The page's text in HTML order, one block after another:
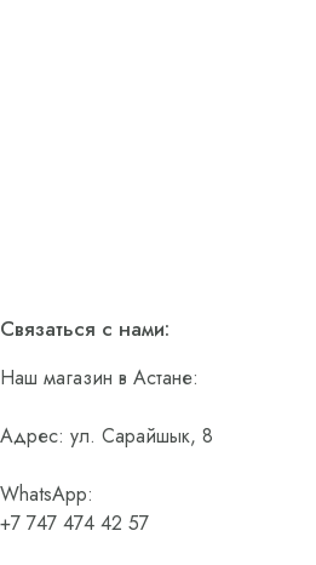
Связаться с нами:
Наш магазин в Астане:
Адрес: ул. Сарайшык, 8
WhatsApp:
+7 747 474 42 57